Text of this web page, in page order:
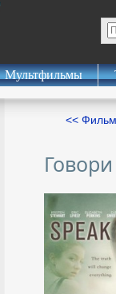
Мультфильмы
<<
Говори